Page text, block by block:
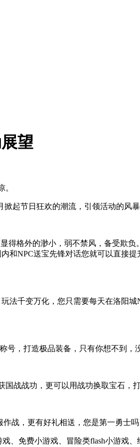
望
。
掀起节日狂欢的潮流，引领活动的风
得格外的渺小，弱不禁风，备受欺
和NPC送宝先锋对话您就可以直接
法千变万化，您只需要每天在洛阳
，打造极品装备，只有你想不到，
战战功，更可以用战功换取宝石，
战，更有好礼相送，您是第一勇士
、免费小游戏、冒险类flash小游戏